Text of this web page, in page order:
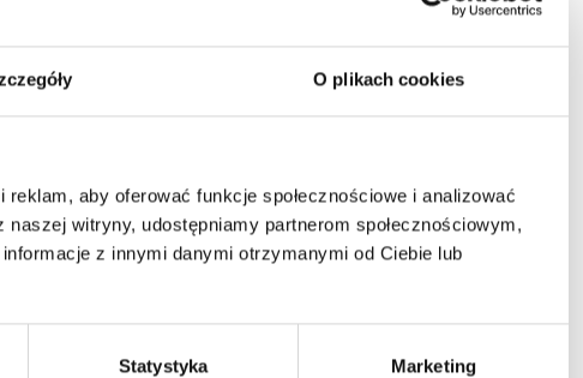
O plikach cookies
aby oferować funkcje społecznościowe i analizować
witryny, udostępniamy partnerom społecznościowym,
z innymi danymi otrzymanymi od Ciebie lub
Statystyka Marketing